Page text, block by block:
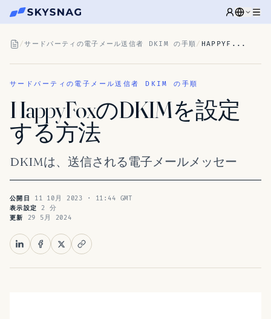
/サードパーティの電子メール送信者 DKIM の手順/ HAPPYF...
サードパーティの電子メール送信者 DKIM の手順
HappyFoxのDKIMを設定
する方法
DKIMは、送信される電子メールメッセー
公開日 11 10月 2023 · 11:44 GMT
表示設定 2 分
更新 29 5月 2024